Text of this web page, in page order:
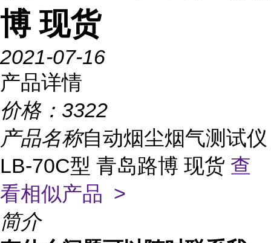
博 现货
2021-07-16
产品详情
价格： 3322
产品名称自动烟尘烟气测试仪
LB-70C型 青岛路博 现货 查
看相似产品 >
简介